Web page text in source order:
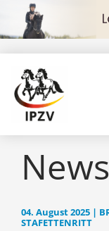
News
04. August 2025 |
STAFETTENRITT